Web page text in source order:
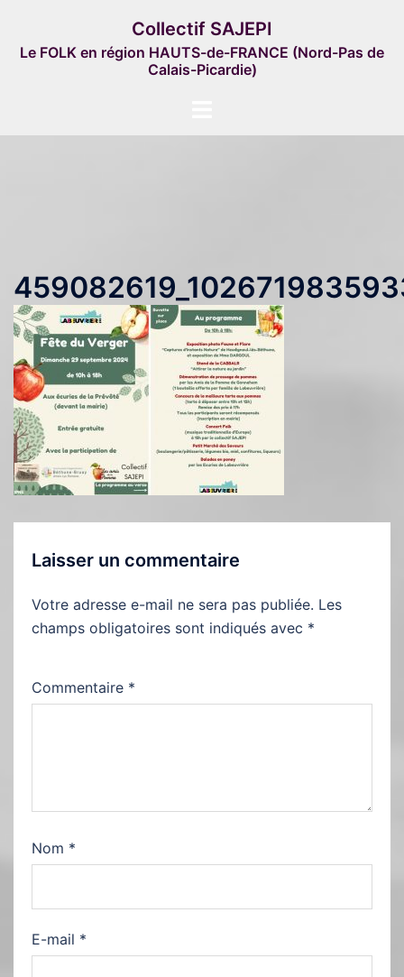
contenu
Collectif SAJEPI
Le FOLK en région HAUTS-de-FRANCE (Nord-Pas de
Calais-Picardie)
Laisser un commentaire
Votre adresse e-mail ne sera pas publiée. Les
champs obligatoires sont indiqués avec *
Commentaire *
Nom *
E-mail *